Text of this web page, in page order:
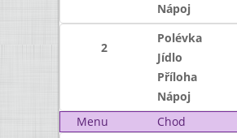
Nápoj
2
Polévka
Jídlo
Příloha
Nápoj
Menu
Chod